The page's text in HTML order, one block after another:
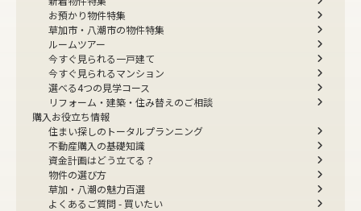
お預かり物件特集
草加市・八潮市の物件特集
ルームツアー
今すぐ見られる一戸建て
今すぐ見られるマンション
選べる4つの見学コース
リフォーム・建築・住み替えのご相談
購入お役立ち情報
住まい探しのトータルプランニング
不動産購入の基礎知識
資金計画はどう立てる？
物件の選び方
草加・八潮の魅力百選
よくあるご質問 - 買いたい